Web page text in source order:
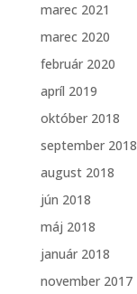
marec 2021
marec 2020
február 2020
apríl 2019
október 2018
september 2018
august 2018
jún 2018
máj 2018
január 2018
november 2017